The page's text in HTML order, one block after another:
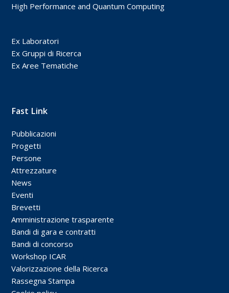
High Performance and Quantum Computing
Ex Laboratori
Ex Gruppi di Ricerca
Ex Aree Tematiche
Fast Link
Pubblicazioni
Progetti
Persone
Attrezzature
News
Eventi
Brevetti
Amministrazione trasparente
Bandi di gara e contratti
Bandi di concorso
Workshop ICAR
Valorizzazione della Ricerca
Rassegna Stampa